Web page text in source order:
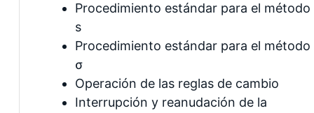
Procedimiento estándar para el método
s
Procedimiento estándar para el método
σ
Operación de las reglas de cambio
Interrupción y reanudación de la